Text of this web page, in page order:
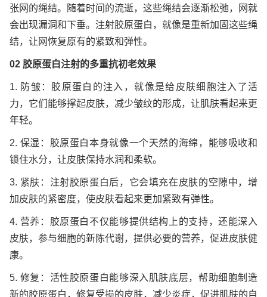
张网的绳结。随着时间的流逝，这些绳结会逐渐松弛，网就
会出现漏洞和下垂。注射胶原蛋白，就像是重新加固这些绳
结，让网恢复原有的紧致和弹性。
02 胶原蛋白注射的多重抗初老效果
1. 防皱：胶原蛋白的注入，就像是给皮肤细胞注入了活
力，它们能够撑起皮肤，减少皱纹的形成，让肌肤看起来更
年轻。
2. 保湿：胶原蛋白本身就像一个天然的海绵，能够吸收和
锁住水分，让皮肤保持水润和柔软。
3. 紧肤：注射胶原蛋白后，它会填充在皮肤的空隙中，增
加皮肤的紧密度，使皮肤看起来更加紧致有弹性。
4. 营养：胶原蛋白不仅能够提供结构上的支持，还能深入
皮肤，参与细胞的新陈代谢，提供必要的营养，促进皮肤健
康。
5. 修复：活性胶原蛋白能够深入肌肤底层，帮助细胞制造
新的胶原蛋白，修复受损的皮肤，减少炎症，促进肌肤的自